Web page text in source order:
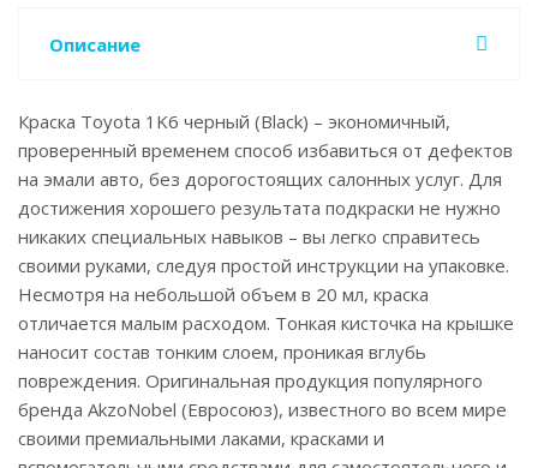
Описание
Краска Toyota 1K6 черный (Black) – экономичный,
проверенный временем способ избавиться от дефектов
на эмали авто, без дорогостоящих салонных услуг. Для
достижения хорошего результата подкраски не нужно
никаких специальных навыков – вы легко справитесь
своими руками, следуя простой инструкции на упаковке.
Несмотря на небольшой объем в 20 мл, краска
отличается малым расходом. Тонкая кисточка на крышке
наносит состав тонким слоем, проникая вглубь
повреждения. Оригинальная продукция популярного
бренда AkzoNobel (Евросоюз), известного во всем мире
своими премиальными лаками, красками и